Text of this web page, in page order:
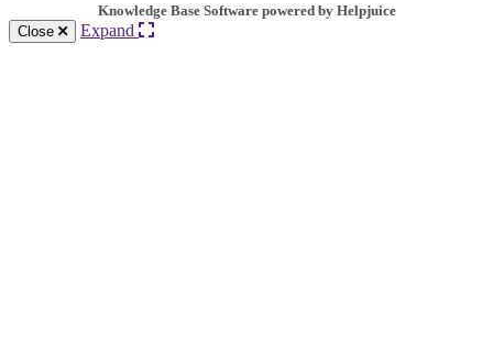
Knowledge Base Software powered by Helpjuice
Close
Expand